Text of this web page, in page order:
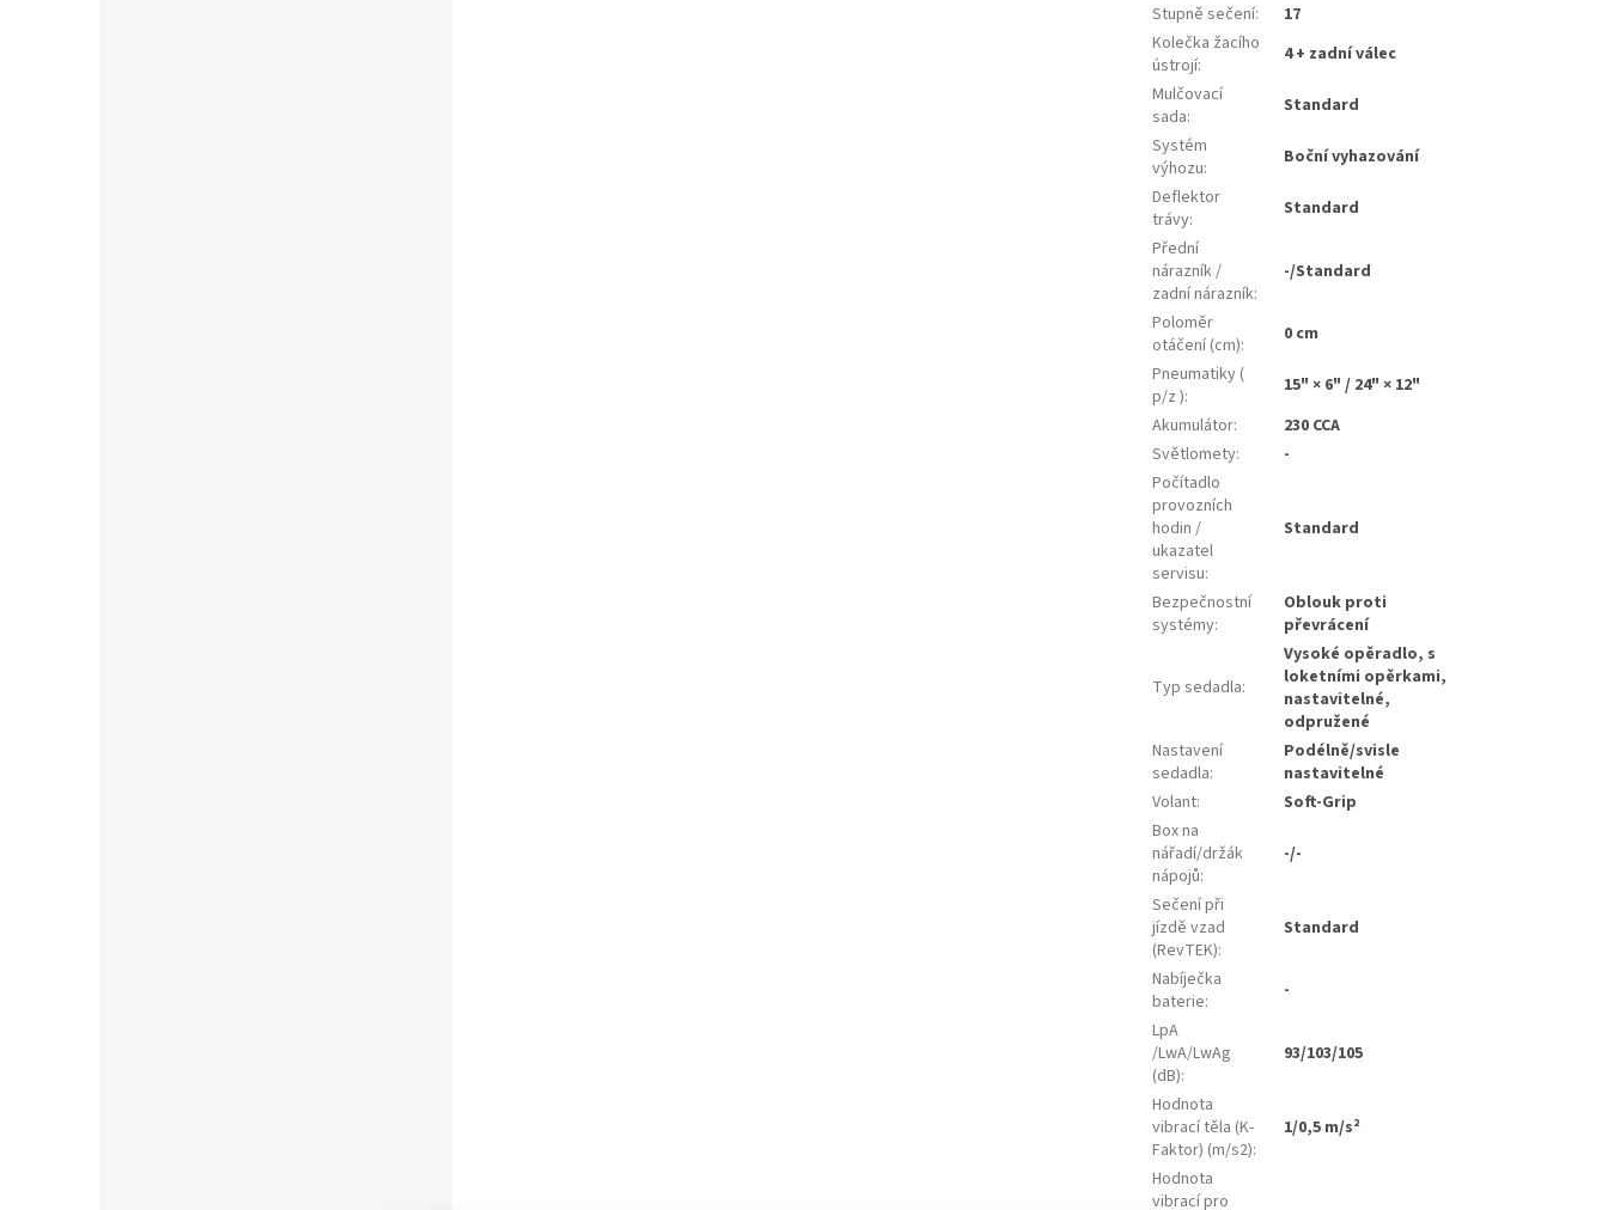
Stupně sečení:
17
Kolečka žacího
ústrojí:
4 + zadní válec
Mulčovací
sada:
Standard
Systém
výhozu:
Boční vyhazování
Deflektor
trávy:
Standard
Přední
nárazník /
zadní nárazník:
-/Standard
Poloměr
otáčení (cm):
0 cm
Pneumatiky (
p/z ):
15" × 6" / 24" × 12"
Akumulátor:
230 CCA
Světlomety:
-
Počítadlo
provozních
hodin /
ukazatel
servisu:
Standard
Bezpečnostní
systémy:
Oblouk proti
převrácení
Typ sedadla:
Vysoké opěradlo, s
loketními opěrkami,
nastavitelné,
odpružené
Nastavení
sedadla:
Podélně/svisle
nastavitelné
Volant:
Soft-Grip
Box na
nářadí/držák
nápojů:
-/-
Sečení při
jízdě vzad
(RevTEK):
Standard
Nabíječka
baterie:
-
LpA
/LwA/LwAg
(dB):
93/103/105
Hodnota
vibrací těla (K-
Faktor) (m/s2):
1/0,5 m/s²
Hodnota
vibrací pro